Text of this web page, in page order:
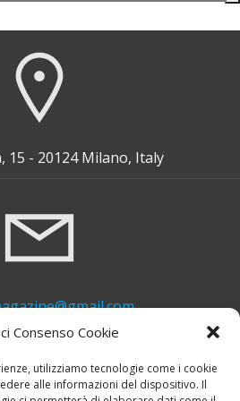
Consenso Cookie
utilizziamo tecnologie come i cookie
alle informazioni del dispositivo. Il
15 - 20124 Milano, Italy